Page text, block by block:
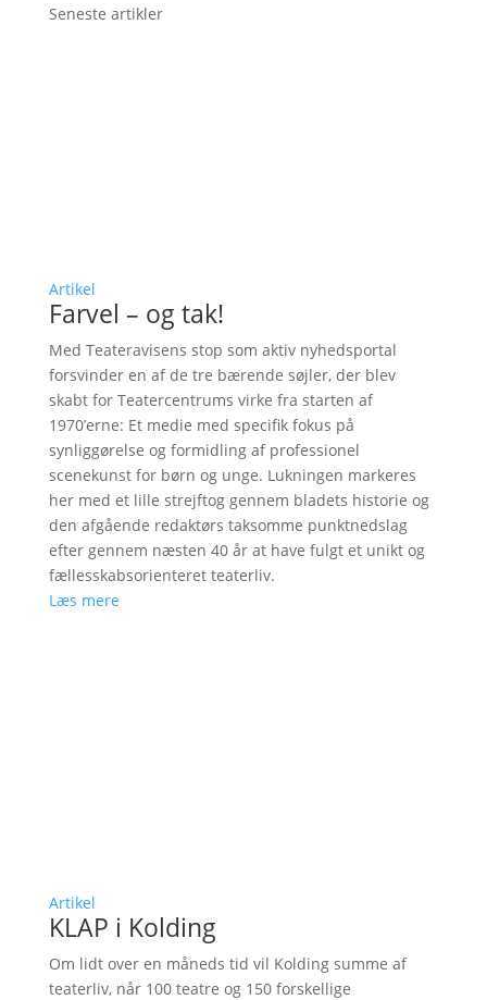
Seneste artikler
Artikel
Farvel – og tak!
Med Teateravisens stop som aktiv nyhedsportal
forsvinder en af de tre bærende søjler, der blev
skabt for Teatercentrums virke fra starten af
1970’erne: Et medie med specifik fokus på
synliggørelse og formidling af professionel
scenekunst for børn og unge. Lukningen markeres
her med et lille strejftog gennem bladets historie og
den afgående redaktørs taksomme punktnedslag
efter gennem næsten 40 år at have fulgt et unikt og
fællesskabsorienteret teaterliv.
Læs mere
Artikel
KLAP i Kolding
Om lidt over en måneds tid vil Kolding summe af
teaterliv, når 100 teatre og 150 forskellige